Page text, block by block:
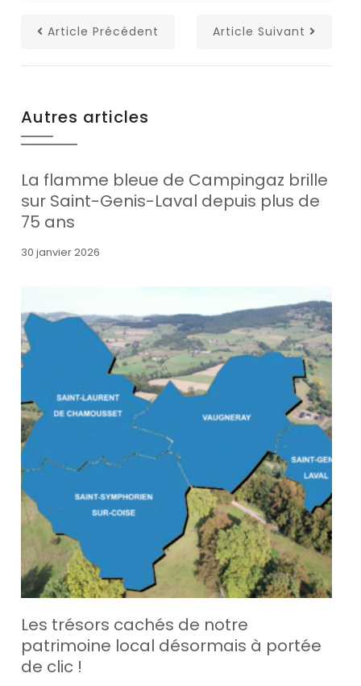
Article Précédent Article Suivant
Autres articles
La flamme bleue de Campingaz brille
sur Saint-Genis-Laval depuis plus de
75 ans
30 janvier 2026
Les trésors cachés de notre
patrimoine local désormais à portée
de clic !